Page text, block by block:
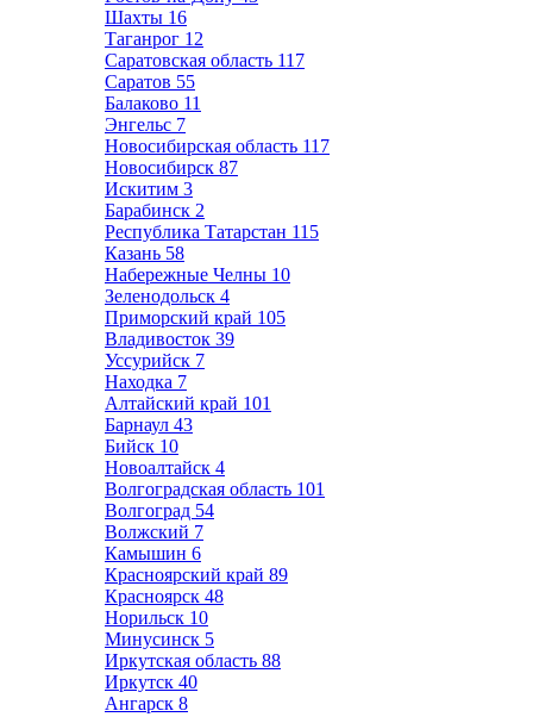
Шахты 16
Таганрог 12
Саратовская область 117
Саратов 55
Балаково 11
Энгельс 7
Новосибирская область 117
Новосибирск 87
Искитим 3
Барабинск 2
Республика Татарстан 115
Казань 58
Набережные Челны 10
Зеленодольск 4
Приморский край 105
Владивосток 39
Уссурийск 7
Находка 7
Алтайский край 101
Барнаул 43
Бийск 10
Новоалтайск 4
Волгоградская область 101
Волгоград 54
Волжский 7
Камышин 6
Красноярский край 89
Красноярск 48
Норильск 10
Минусинск 5
Иркутская область 88
Иркутск 40
Ангарск 8